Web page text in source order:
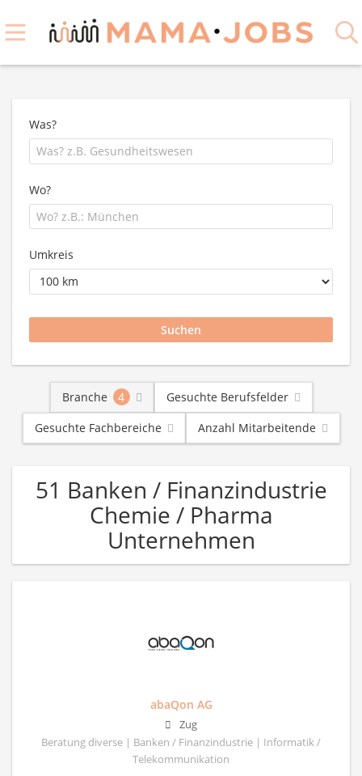
Was?
Wo?
Umkreis
Branche 4
Gesuchte Berufsfelder
Gesuchte Fachbereiche
Anzahl Mitarbeitende
51 Banken / Finanzindustrie
Chemie / Pharma
Unternehmen
abaQon AG
Zug
Beratung diverse | Banken / Finanzindustrie | Informatik /
Telekommunikation